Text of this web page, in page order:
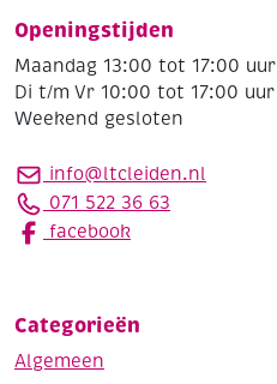
Openingstijden
Maandag 13:00 tot 17:00 uur
Di t/m Vr 10:00 tot 17:00 uur
Weekend gesloten
info@ltcleiden.nl
071 522 36 63
facebook
Categorieën
Algemeen